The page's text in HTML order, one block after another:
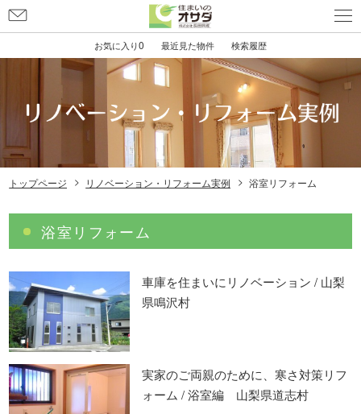
お気に入り0 最近見た物件 検索履歴
トップページ リノベーション・リフォーム実例 浴室リフォーム
浴室リフォーム
車庫を住まいにリノベーション / 山梨
県鳴沢村
実家のご両親のために、寒さ対策リフ
ォーム / 浴室編 山梨県道志村